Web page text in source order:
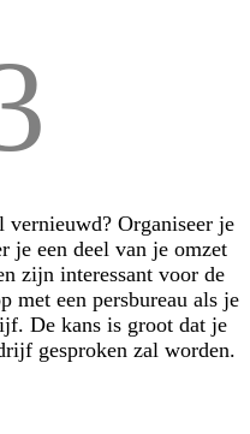
Organiseer je
je een deel van je omzet
zijn interessant voor de
met een persbureau als je
De kans is groot dat je
gesproken zal worden.